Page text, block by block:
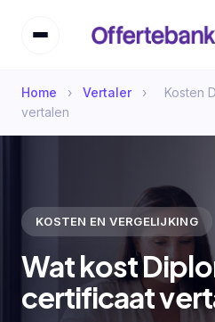
Home › Vertaler ›
Kosten
vertalen
KOSTEN EN VERGELIJKING
Wat kost
certificaat